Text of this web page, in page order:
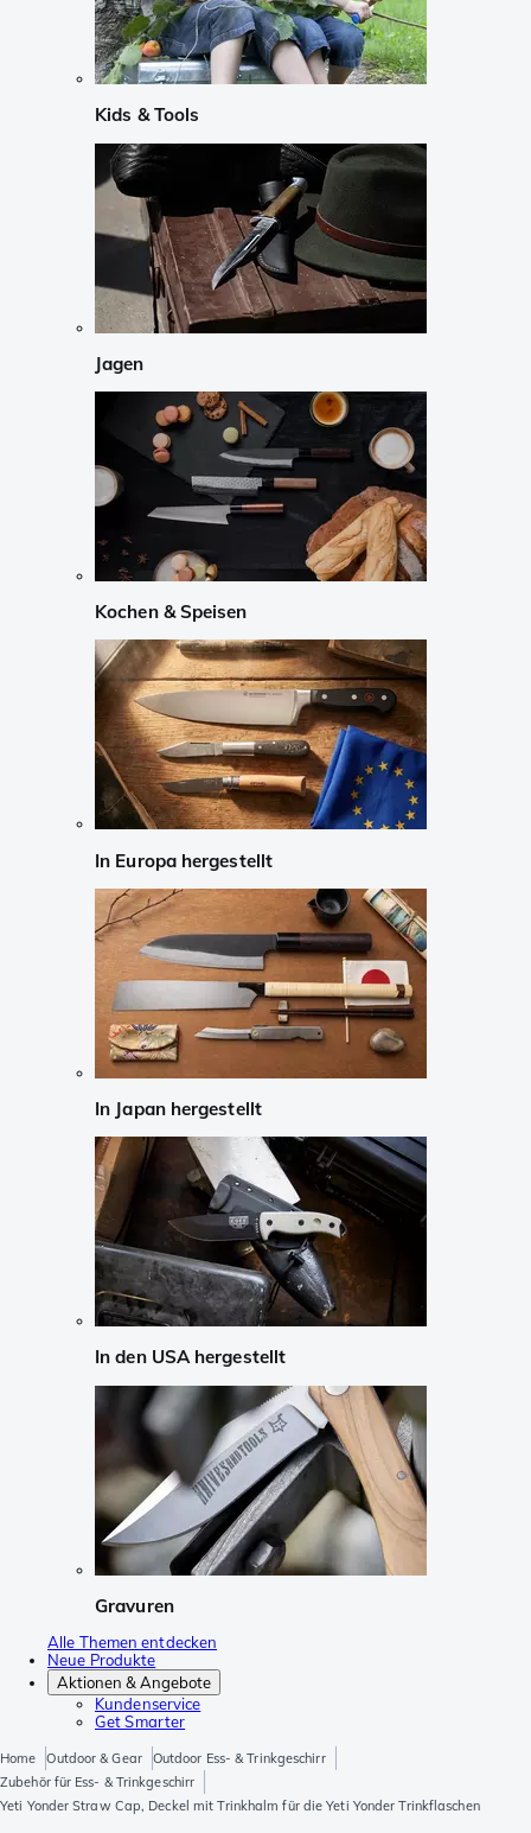
Kids & Tools
Jagen
Kochen & Speisen
In Europa hergestellt
In Japan hergestellt
In den USA hergestellt
Gravuren
Alle Themen entdecken
Neue Produkte
Aktionen & Angebote
Kundenservice
Get Smarter
Home Outdoor & Gear
Outdoor Ess- & Trinkgeschirr
Zubehör für Ess- & Trinkgeschirr
Yeti Yonder Straw Cap, Deckel mit Trinkhalm für die Yeti Yonder Trinkflaschen